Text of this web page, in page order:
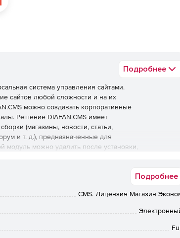
Подробнее
система управления сайтами.
сайтов любой сложности и на их
можно создавать корпоративные
Решение DIAFAN.CMS имеет
(магазины, новости, статьи,
и т. д.), предназначенные для
модуль можно удалить после установки,
пункты админки именно так, как надо
в каталоге товаров можно выполнить
того, что уже есть на сайте, достаточно быть
Подробнее
CMS. Лицензия Магазин